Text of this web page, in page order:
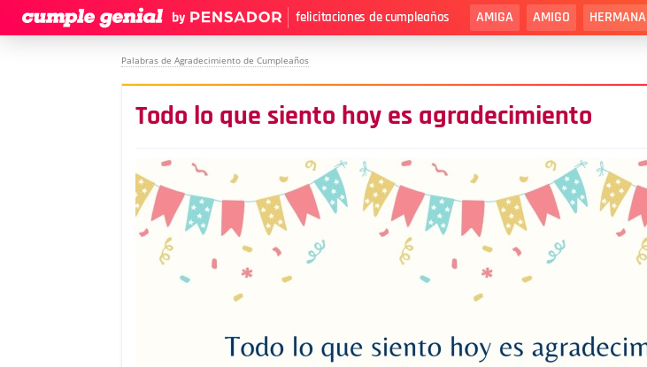
felicitaciones de cumpleaños AMIGA AMIGO HERMANA
Palabras de Agradecimiento de Cumpleaños
Todo lo que siento hoy es agradecimiento